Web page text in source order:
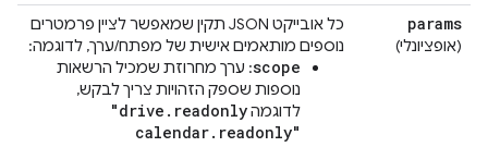
params
(אופציונלי)
כל אובייקט JSON תקין שמאפשר לציין פרמטרים
נוספים מותאמים אישית של מפתח/ערך, לדוגמה:
scope: ערך מחרוזת שמכיל הרשאות
נוספות שספק הזהויות צריך לבקש,
לדוגמה"drive.readonly
calendar.readonly"